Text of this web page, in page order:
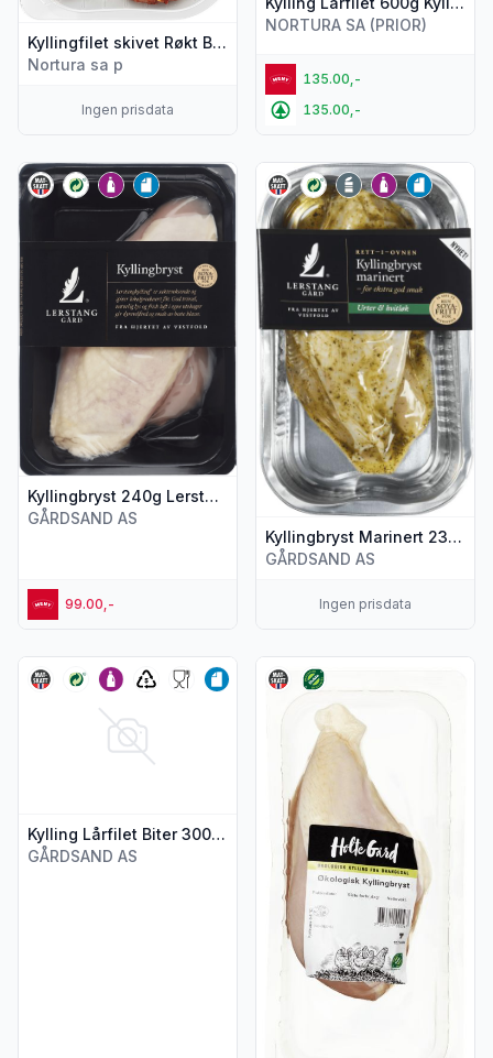
Kyllingfilet skivet Røkt Bbq 450g Prior
Nortura sa p
Ingen prisdata
NORTURA SA (PRIOR)
135.00,-
135.00,-
Kyllingbryst 240g Lerstang
GÅRDSAND AS
99.00,-
Vis flere detaljer for produktet "Kyllingbryst 240g Lerstang"
Kyllingbryst Marinert 230g Lerstang
GÅRDSAND AS
Ingen prisdata
Vis flere detaljer for
Kylling Lårfilet Biter 300g Lerstang
GÅRDSAND AS
Vis flere detaljer for produktet "Kylling Lårfilet Biter 300g
Vis flere detaljer for